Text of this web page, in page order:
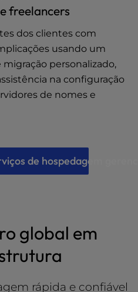
freelancers
dos clientes com
usando um
personalizado,
na configuração
de nomes e
de hospedagem
global em
rápida e confiável